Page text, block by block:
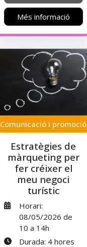
Més informació
Comunicació i promoció
Estratègies de
màrqueting per
fer créixer el
meu negoci
turístic
Horari:
08/05/2026 de
10 a 14h
Durada: 4 hores